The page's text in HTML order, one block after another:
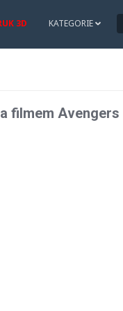
3D KATEGORIE
filmem Avengers